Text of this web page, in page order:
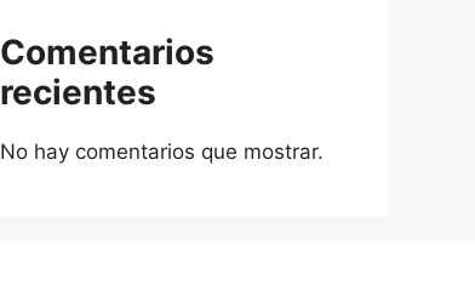
Comentarios
recientes
No hay comentarios que mostrar.